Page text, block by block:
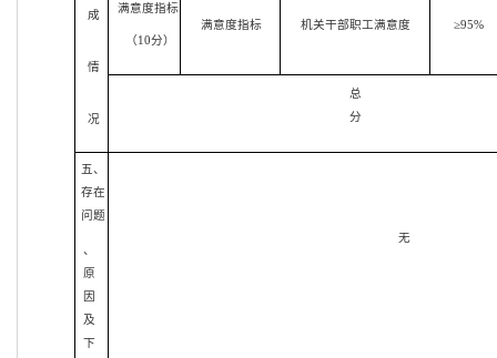
成
情
况
满意度指标
（10分）
满意度指标 机关干部职工满意度 ≥95%
总
分
五、
存在
问题
、
原
因
及
下
无